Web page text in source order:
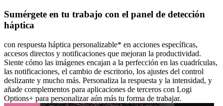
Sumérgete en tu trabajo con el panel de detección
háptica
con respuesta háptica personalizable* en acciones específicas,
accesos directos y notificaciones que mejoran la productividad.
Siente cómo las imágenes encajan a la perfección en las cuadrículas,
las notificaciones, el cambio de escritorio, los ajustes del control
deslizante y mucho más. Personaliza la respuesta y la intensidad, y
añade complementos para aplicaciones de terceros con Logi
Options+ para personalizar aún más tu forma de trabajar.